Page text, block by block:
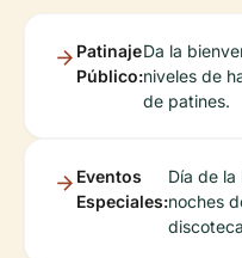
Patinaje
Público:
Da la
niveles de
de patines.
Eventos
Especiales:
Día de la
noches